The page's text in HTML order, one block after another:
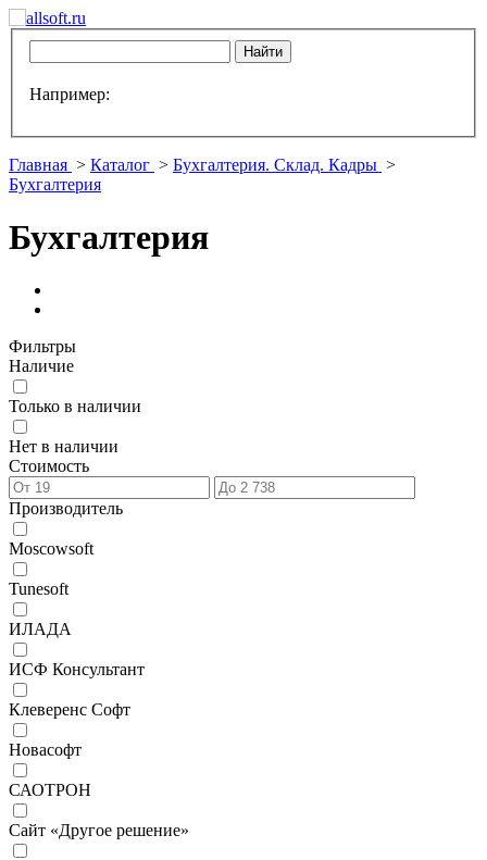
Например:
Главная > Каталог > Бухгалтерия. Склад. Кадры >
Бухгалтерия
Бухгалтерия
Фильтры
Наличие
Только в наличии
Нет в наличии
Стоимость
Производитель
Moscowsoft
Tunesoft
ИЛАДА
ИСФ Консультант
Клеверенс Софт
Новасофт
САОТРОН
Сайт «Другое решение»